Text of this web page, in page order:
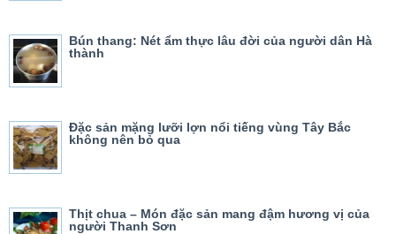
Bún thang: Nét ẩm thực lâu đời của người dân Hà
thành
Đặc sản mặng lưỡi lợn nổi tiếng vùng Tây Bắc
không nên bỏ qua
Thịt chua – Món đặc sản mang đậm hương vị của
người Thanh Sơn